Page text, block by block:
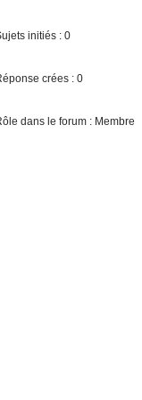
initiés : 0
crées : 0
dans le forum : Membre